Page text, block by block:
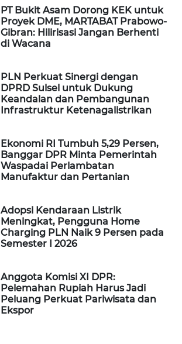
PT Bukit Asam Dorong KEK untuk
Proyek DME, MARTABAT Prabowo-
Gibran: Hilirisasi Jangan Berhenti
di Wacana
PLN Perkuat Sinergi dengan
DPRD Sulsel untuk Dukung
Keandalan dan Pembangunan
Infrastruktur Ketenagalistrikan
Ekonomi RI Tumbuh 5,29 Persen,
Banggar DPR Minta Pemerintah
Waspadai Perlambatan
Manufaktur dan Pertanian
Adopsi Kendaraan Listrik
Meningkat, Pengguna Home
Charging PLN Naik 9 Persen pada
Semester I 2026
Anggota Komisi XI DPR:
Pelemahan Rupiah Harus Jadi
Peluang Perkuat Pariwisata dan
Ekspor